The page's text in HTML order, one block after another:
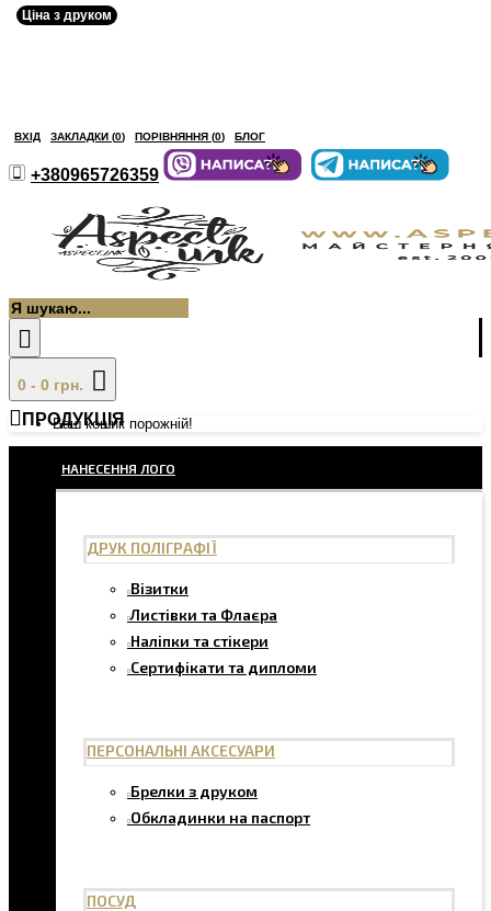
ВХІД ЗАКЛАДКИ (0) ПОРІВНЯННЯ (0) БЛОГ
+380965726359
0 - 0 грн.
Ваш кошик порожній!
ПРОДУКЦІЯ
НАНЕСЕННЯ ЛОГО
ДРУК ПОЛІГРАФІЇ
Візитки
Листівки та Флаєра
Наліпки та стікери
Сертифікати та дипломи
ПЕРСОНАЛЬНІ АКСЕСУАРИ
Брелки з друком
Обкладинки на паспорт
ПОСУД
Ціна з друком